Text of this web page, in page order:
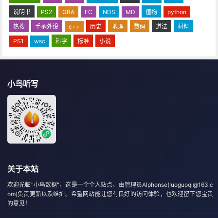
说明书
PS2 GBA FC NDS MD 值物
python
热搜
手柄外设 c++ 历史 地理 数码 道法
材料
PS1
wsc 科学 标准 小说
小鸟听写
关于本站
欢迎光临"小鸟数据"，这是一个个人站点，由管理员Alphonse(luoguoqi@163.c
om)负责更新以及维护。希望网站能让您有良好的访问体验，也欢迎留下您宝贵
的意见！